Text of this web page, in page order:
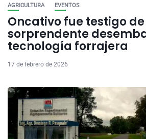
AGRICULTURA EVENTOS
Oncativo fue testigo
sorprendente
tecnología forrajera
17 de febrero de 2026